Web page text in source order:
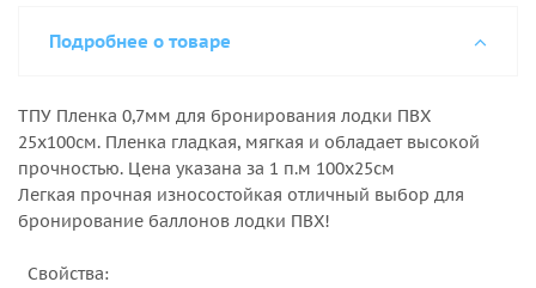
Подробнее о товаре
ТПУ Пленка 0,7мм для бронирования лодки ПВХ
25х100см. Пленка гладкая, мягкая и обладает высокой
прочностью. Цена указана за 1 п.м 100х25см
Легкая прочная износостойкая отличный выбор для
бронирование баллонов лодки ПВХ!
Свойства: